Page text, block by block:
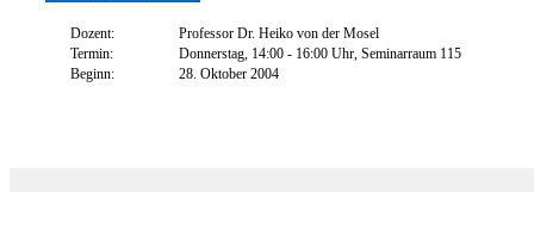
Dozent:
Professor Dr. Heiko von der Mosel
Termin:
Donnerstag, 14:00 - 16:00 Uhr, Seminarraum 115
Beginn:
28. Oktober 2004